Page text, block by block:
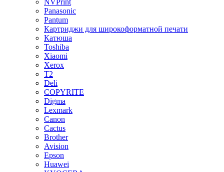
NVPrint
Panasonic
Pantum
Картриджи для широкоформатной печати
Катюша
Toshiba
Xiaomi
Xerox
T2
Deli
COPYRITE
Digma
Lexmark
Canon
Cactus
Brother
Avision
Epson
Huawei